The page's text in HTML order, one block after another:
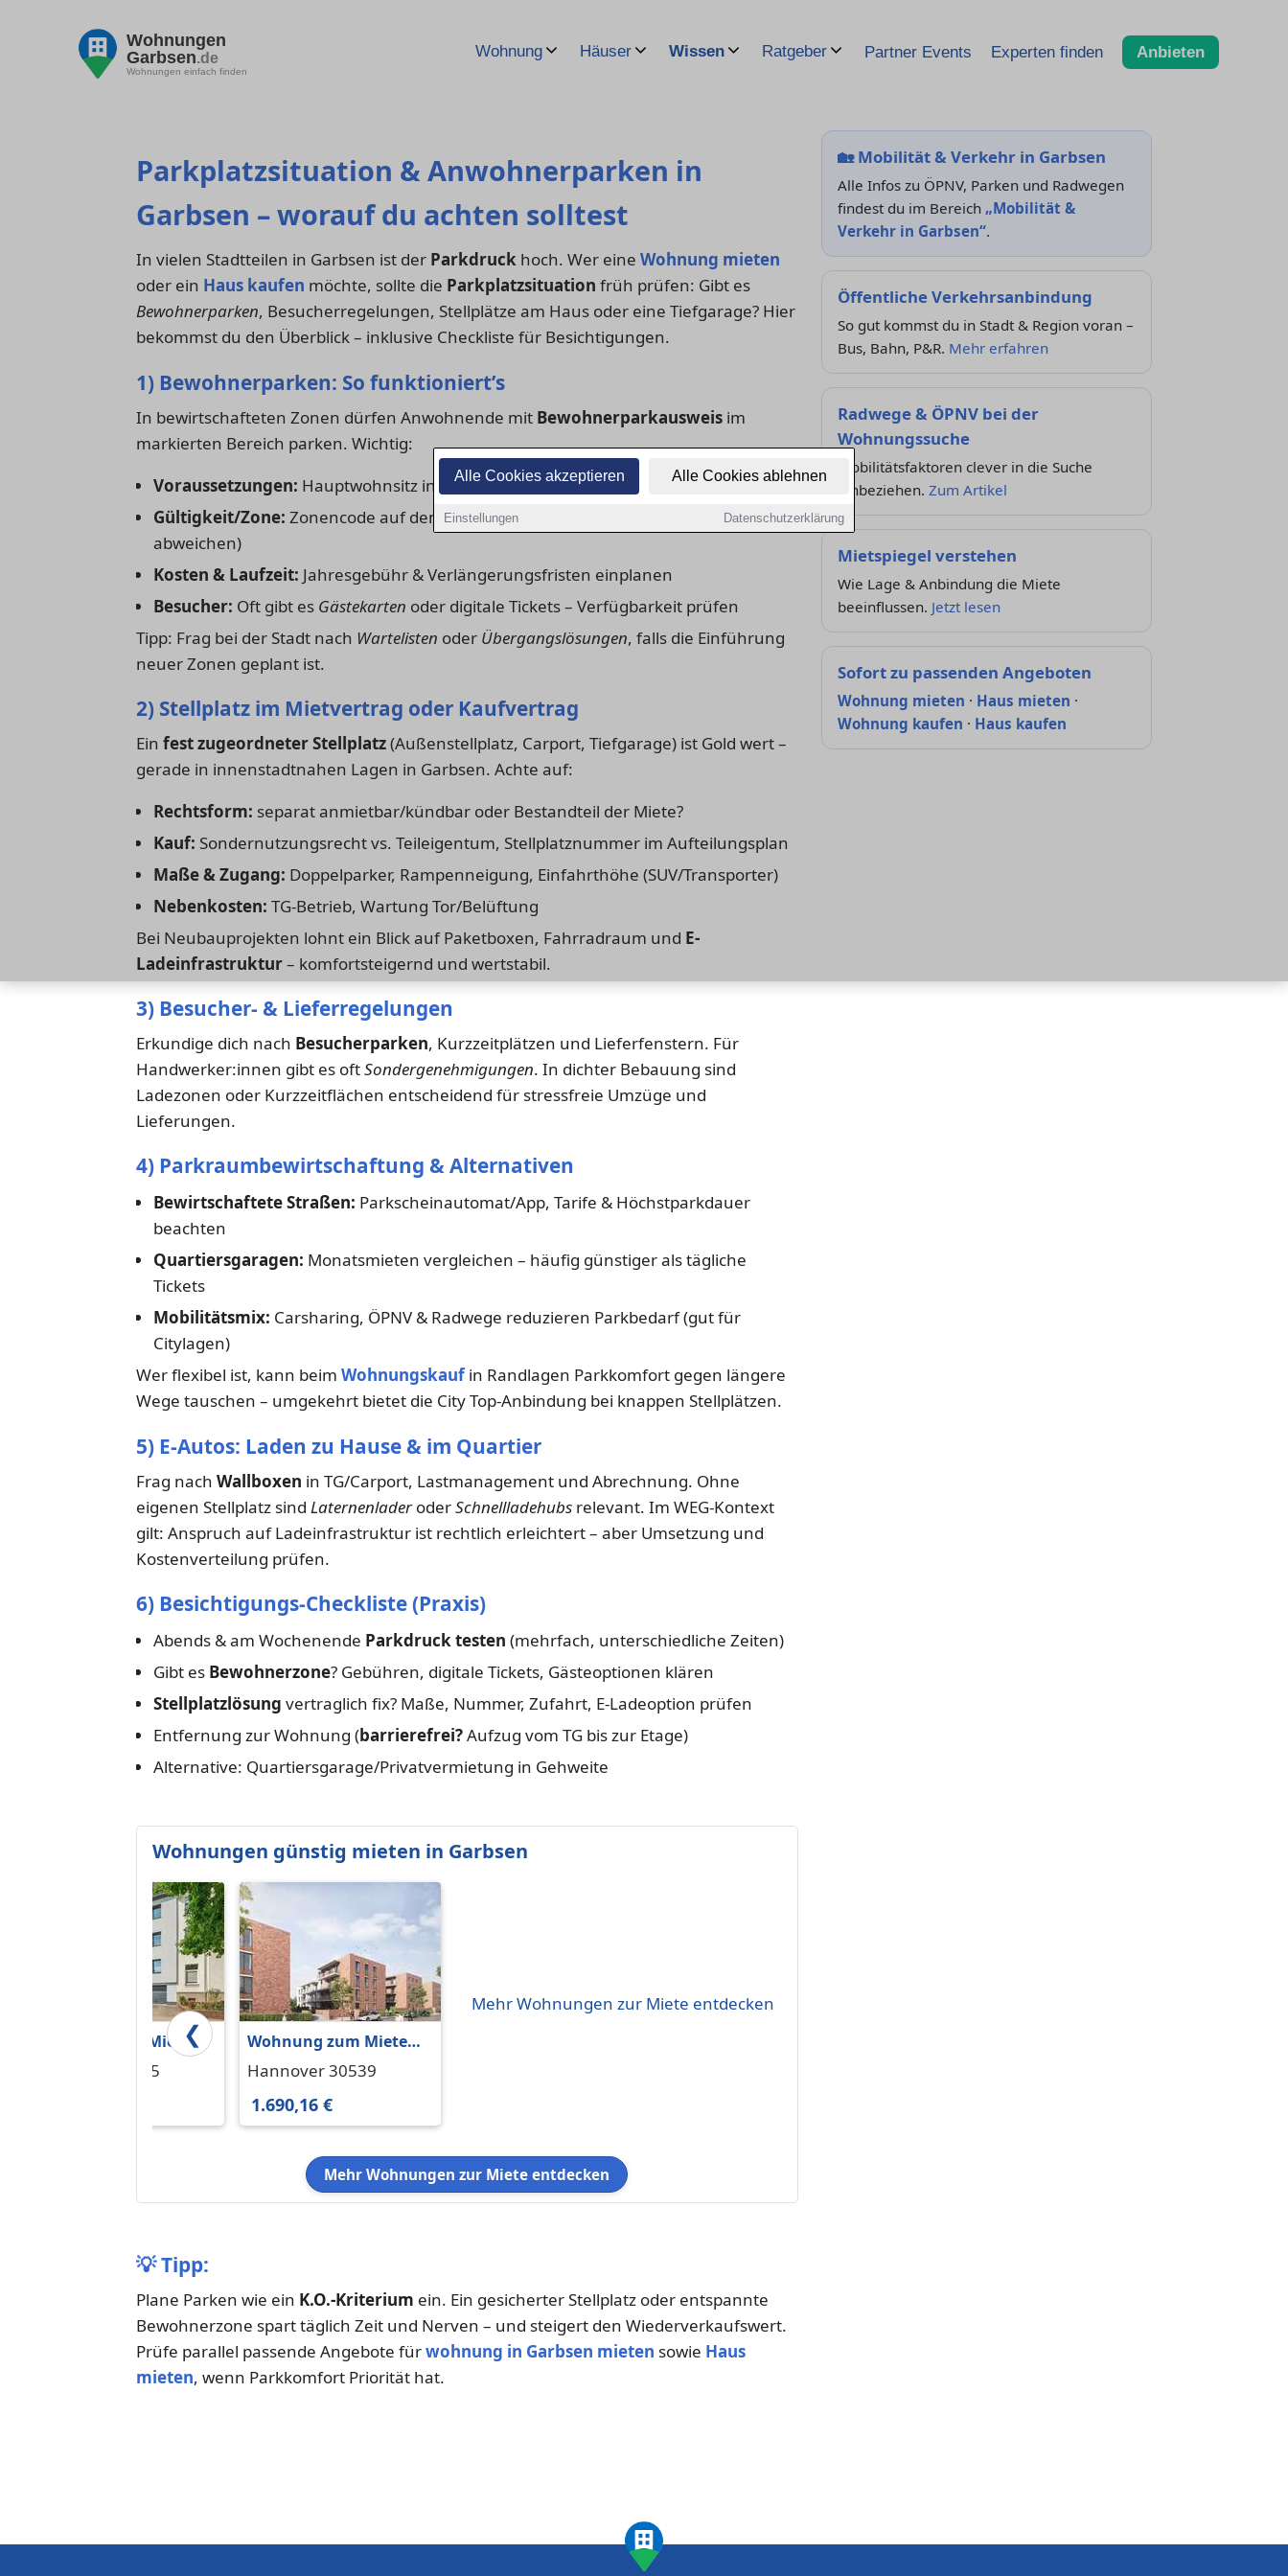
Alle Cookies akzeptieren Alle Cookies ablehnen
Einstellungen Datenschutzerklärung
Wohnungen
Garbsen.de
Wohnungen einfach finden
Wohnung Häuser Wissen Ratgeber Partner Events Experten finden Anbieten
Parkplatzsituation & Anwohnerparken in
Garbsen – worauf du achten solltest
In vielen Stadtteilen in Garbsen ist der Parkdruck hoch. Wer eine Wohnung mieten
oder ein Haus kaufen möchte, sollte die Parkplatzsituation früh prüfen: Gibt es
Bewohnerparken, Besucherregelungen, Stellplätze am Haus oder eine Tiefgarage? Hier
bekommst du den Überblick – inklusive Checkliste für Besichtigungen.
1) Bewohnerparken: So funktioniert’s
In bewirtschafteten Zonen dürfen Anwohnende mit Bewohnerparkausweis im
markierten Bereich parken. Wichtig:
Voraussetzungen: Hauptwohnsitz in der Zone, Fahrzeug auf dich zugelassen
Gültigkeit/Zone: Zonencode auf dem Ausweis beachten (Teilstraßen können
abweichen)
Kosten & Laufzeit: Jahresgebühr & Verlängerungsfristen einplanen
Besucher: Oft gibt es Gästekarten oder digitale Tickets – Verfügbarkeit prüfen
Tipp: Frag bei der Stadt nach Wartelisten oder Übergangslösungen, falls die Einführung
neuer Zonen geplant ist.
2) Stellplatz im Mietvertrag oder Kaufvertrag
Ein fest zugeordneter Stellplatz(Außenstellplatz, Carport, Tiefgarage) ist Gold wert –
gerade in innenstadtnahen Lagen in Garbsen. Achte auf:
Rechtsform: separat anmietbar/kündbar oder Bestandteil der Miete?
Kauf: Sondernutzungsrecht vs. Teileigentum, Stellplatznummer im Aufteilungsplan
Maße & Zugang: Doppelparker, Rampenneigung, Einfahrthöhe (SUV/Transporter)
Nebenkosten: TG-Betrieb, Wartung Tor/Belüftung
Bei Neubauprojekten lohnt ein Blick auf Paketboxen, Fahrradraum und E-
Ladeinfrastruktur– komfortsteigernd und wertstabil.
3) Besucher- & Lieferregelungen
Erkundige dich nach Besucherparken, Kurzzeitplätzen und Lieferfenstern. Für
Handwerker:innen gibt es oftSondergenehmigungen. In dichter Bebauung sind
Ladezonen oder Kurzzeitflächen entscheidend für stressfreie Umzüge und
Lieferungen.
4) Parkraumbewirtschaftung & Alternativen
Bewirtschaftete Straßen: Parkscheinautomat/App, Tarife & Höchstparkdauer
beachten
Quartiersgaragen: Monatsmieten vergleichen – häufig günstiger als tägliche
Tickets
Mobilitätsmix: Carsharing, ÖPNV & Radwege reduzieren Parkbedarf (gut für
Citylagen)
Wer flexibel ist, kann beim Wohnungskaufin Randlagen Parkkomfort gegen längere
Wege tauschen – umgekehrt bietet die City Top-Anbindung bei knappen Stellplätzen.
5) E-Autos: Laden zu Hause & im Quartier
Frag nach Wallboxen in TG/Carport, Lastmanagement und Abrechnung. Ohne
eigenen Stellplatz sind LaternenladeroderSchnellladehubs relevant. Im WEG-Kontext
gilt: Anspruch auf Ladeinfrastruktur ist rechtlich erleichtert – aber Umsetzung und
Kostenverteilung prüfen.
6) Besichtigungs-Checkliste (Praxis)
Abends & am Wochenende Parkdruck testen (mehrfach, unterschiedliche Zeiten)
Gibt es Bewohnerzone? Gebühren, digitale Tickets, Gästeoptionen klären
Stellplatzlösung vertraglich fix? Maße, Nummer, Zufahrt, E-Ladeoption prüfen
Entfernung zur Wohnung (barrierefrei?Aufzug vom TG bis zur Etage)
Alternative: Quartiersgarage/Privatvermietung in Gehweite
Wohnungen günstig mieten in Garbsen
❮
Wohnung zum Mieten
in Hannover 865 € 66
Hannover 30165
Wohnung zum Mieten
in Hannover 1.690,16 €
Hannover 30539
1.690,16 €
Mehr Wohnungen zur Miete entdecken
Mehr Wohnungen zur Miete entdecken
💡Tipp:
Plane Parken wie ein K.O.-Kriterium ein. Ein gesicherter Stellplatz oder entspannte
Bewohnerzone spart täglich Zeit und Nerven – und steigert den Wiederverkaufswert.
Prüfe parallel passende Angebote fürwohnung in Garbsen mieten sowie Haus
mieten, wenn Parkkomfort Priorität hat.
🏡Mobilität & Verkehr in Garbsen
Alle Infos zu ÖPNV, Parken und Radwegen
findest du im Bereich „Mobilität &
Verkehr in Garbsen“.
Öffentliche Verkehrsanbindung
So gut kommst du in Stadt & Region voran –
Bus, Bahn, P&R. Mehr erfahren
Radwege & ÖPNV bei der
Wohnungssuche
Mobilitätsfaktoren clever in die Suche
einbeziehen. Zum Artikel
Mietspiegel verstehen
Wie Lage & Anbindung die Miete
beeinflussen. Jetzt lesen
Sofort zu passenden Angeboten
Wohnung mieten · Haus mieten ·
Wohnung kaufen · Haus kaufen